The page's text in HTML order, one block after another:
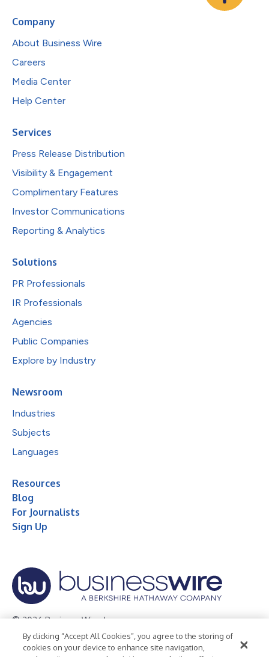
Company
About Business Wire
Careers
Media Center
Help Center
Services
Press Release Distribution
Visibility & Engagement
Complimentary Features
Investor Communications
Reporting & Analytics
Solutions
PR Professionals
IR Professionals
Agencies
Public Companies
Explore by Industry
Newsroom
Industries
Subjects
Languages
Resources
Blog
For Journalists
Sign Up
© 2026 Business Wire, Inc.
Privacy Policy Cookie Policy
Accessibility Statement
By clicking “Accept All Cookies”, you agree to the storing of
cookies on your device to enhance site navigation,